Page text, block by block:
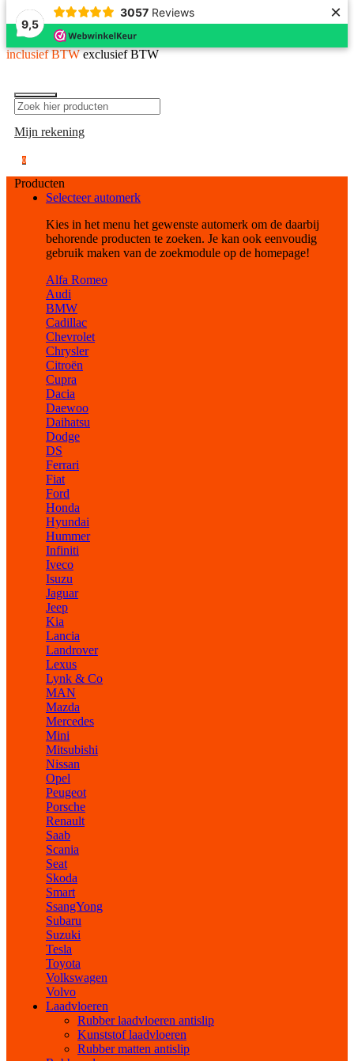
9,5
3057 Reviews ×
inclusief BTW exclusief BTW
Mijn rekening
0
Producten
Selecteer automerk
Kies in het menu het gewenste automerk om de daarbij
behorende producten te zoeken. Je kan ook eenvoudig
gebruik maken van de zoekmodule op de homepage!
Alfa Romeo
Audi
BMW
Cadillac
Chevrolet
Chrysler
Citroën
Cupra
Dacia
Daewoo
Daihatsu
Dodge
DS
Ferrari
Fiat
Ford
Honda
Hyundai
Hummer
Infiniti
Iveco
Isuzu
Jaguar
Jeep
Kia
Lancia
Landrover
Lexus
Lynk & Co
MAN
Mazda
Mercedes
Mini
Mitsubishi
Nissan
Opel
Peugeot
Porsche
Renault
Saab
Scania
Seat
Skoda
Smart
SsangYong
Subaru
Suzuki
Tesla
Toyota
Volkswagen
Volvo
Laadvloeren
Rubber laadvloeren antislip
Kunststof laadvloeren
Rubber matten antislip